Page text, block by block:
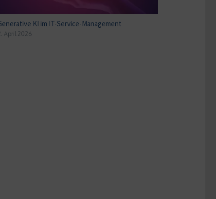
KI im IT-Service-Management
April 2026